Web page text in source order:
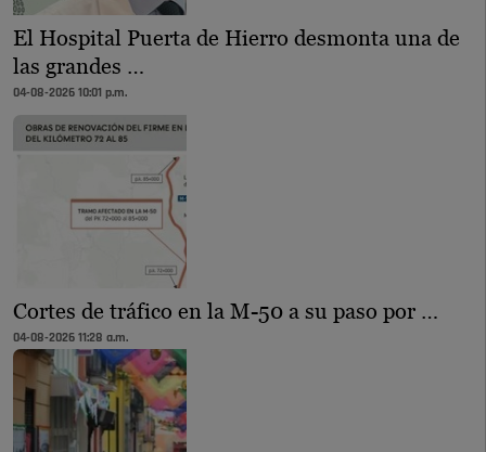
El Hospital Puerta de Hierro desmonta una de
las grandes …
04-08-2026 10:01 p.m.
Cortes de tráfico en la M-50 a su paso por …
04-08-2026 11:28 a.m.